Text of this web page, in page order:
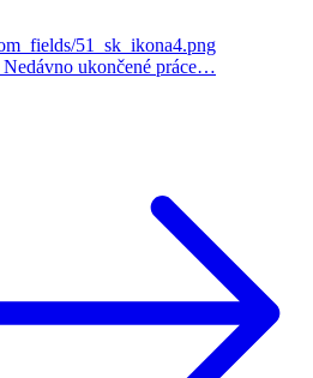
Nedávno ukončené práce…